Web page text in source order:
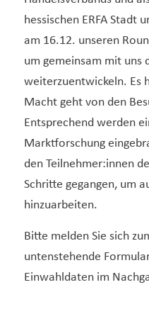
hessischen ERFA Stadt
am 16.12. unseren
um gemeinsam mit uns
weiterzuentwickeln. Es
Macht geht von den
Entsprechend werden
Marktforschung
den Teilnehmer:innen
Schritte gegangen, um
hinzuarbeiten.
Bitte melden Sie sich
untenstehende
Einwahldaten im